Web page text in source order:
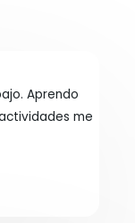
Aprendo
me